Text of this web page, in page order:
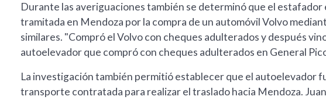
Durante las averiguaciones también se determinó que el estafador
tramitada en Mendoza por la compra de un automóvil Volvo
similares. "Compró el Volvo con cheques adulterados y después
autoelevador que compró con cheques adulterados en General
La investigación también permitió establecer que el autoelevador
transporte contratada para realizar el traslado hacia Mendoza.